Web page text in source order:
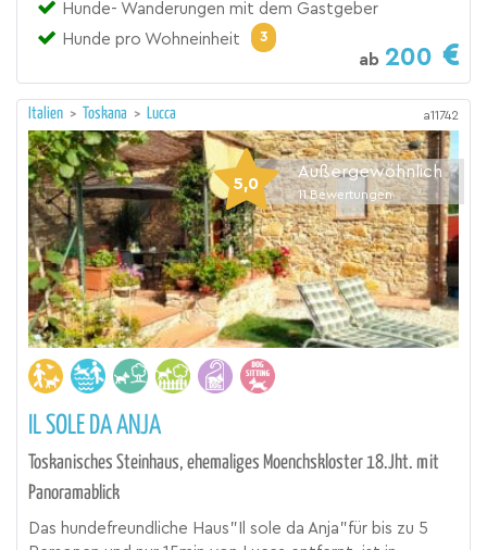
Hunde- Wanderungen mit dem Gastgeber
Hunde pro Wohneinheit
3
ab 200
Italien > Toskana > Lucca a11742
5,0
Außergewöhnlich
11 Bewertungen
IL SOLE DA ANJA
Toskanisches Steinhaus, ehemaliges Moenchskloster 18.Jht. mit
Panoramablick
Das hundefreundliche Haus"Il sole da Anja"für bis zu 5